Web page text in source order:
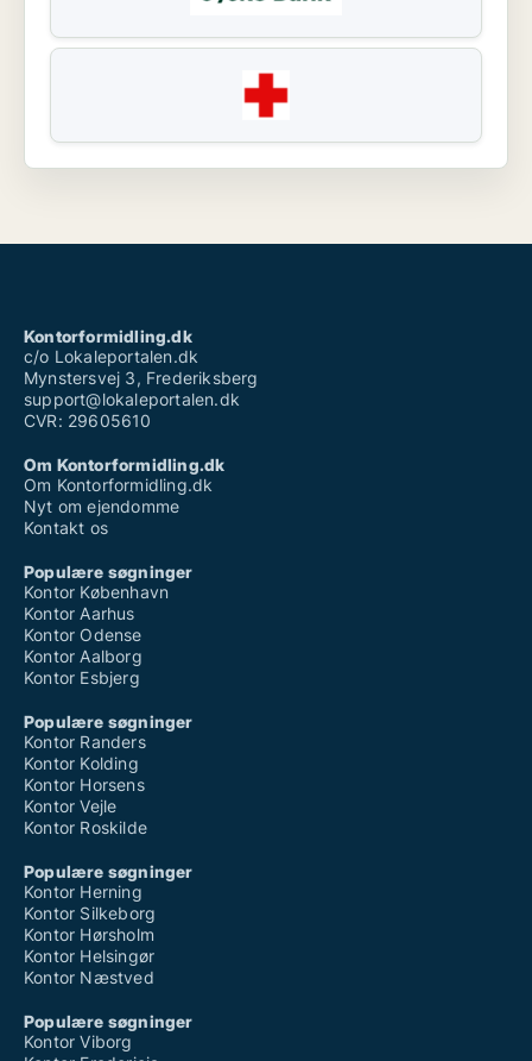
Kontorformidling.dk
c/o Lokaleportalen.dk
Mynstersvej 3, Frederiksberg
support@lokaleportalen.dk
CVR: 29605610
Om Kontorformidling.dk
Om Kontorformidling.dk
Nyt om ejendomme
Kontakt os
Populære søgninger
Kontor København
Kontor Aarhus
Kontor Odense
Kontor Aalborg
Kontor Esbjerg
Populære søgninger
Kontor Randers
Kontor Kolding
Kontor Horsens
Kontor Vejle
Kontor Roskilde
Populære søgninger
Kontor Herning
Kontor Silkeborg
Kontor Hørsholm
Kontor Helsingør
Kontor Næstved
Populære søgninger
Kontor Viborg